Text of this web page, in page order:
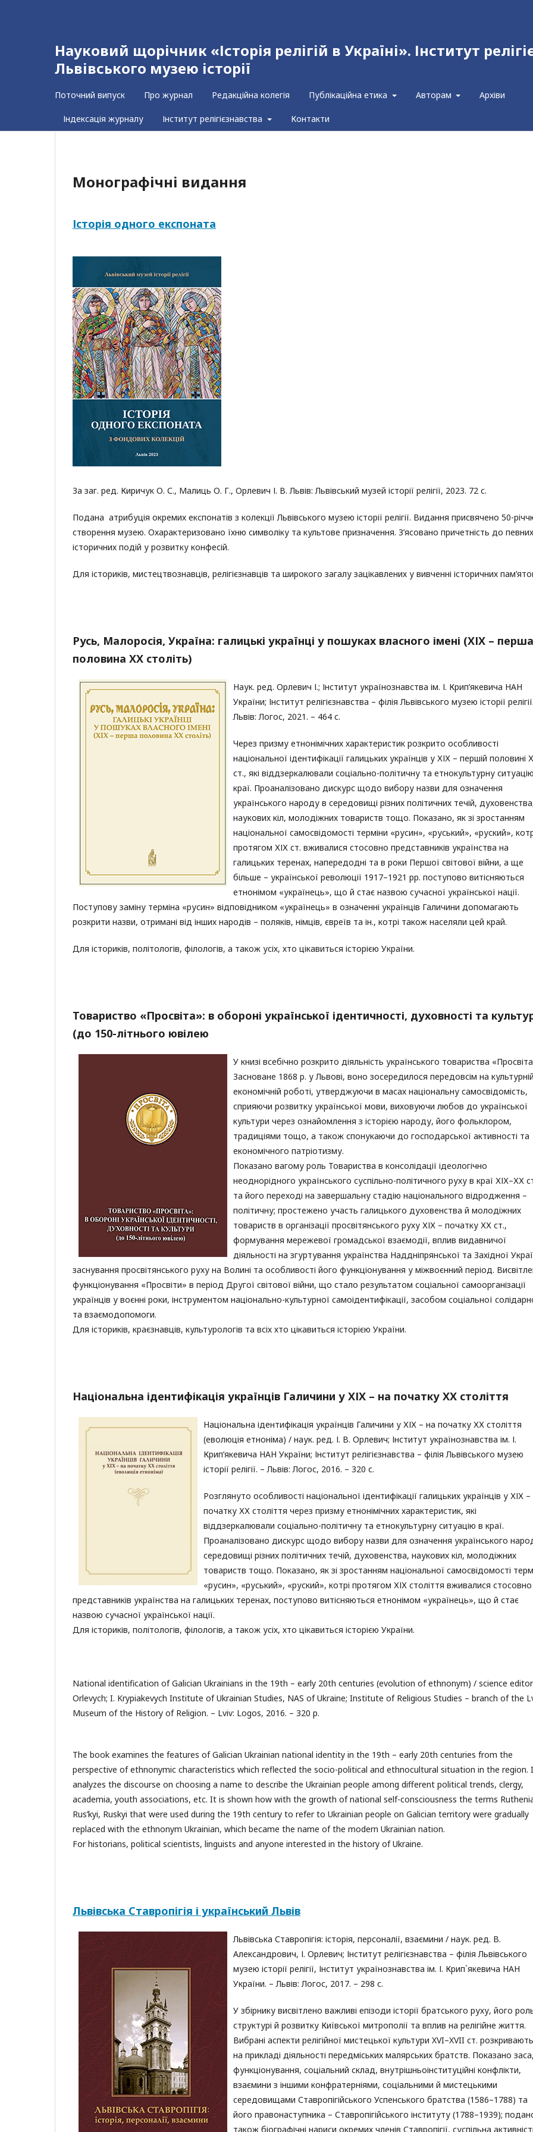
Науковий щорічник «Історія релігій в Україні». Інститут
Львівського музею історії
Поточний випуск Про журнал Редакційна колегія Публікаційна етика Авторам Архіви
Індексація журналу Інститут релігієзнавства Контакти
Монографічні видання
Історія одного експоната
За заг. ред. Киричук О. С., Малиць О. Г., Орлевич І. В. Львів: Львівський музей історії релігії, 2023. 72 с.
Подана атрибуція окремих експонатів з колекції Львівського музею історії релігії. Видання присвячено 50-
створення музею. Охарактеризовано їхню символіку та культове призначення. З’ясовано причетність до певних
історичних подій у розвитку конфесій.
Для істориків, мистецтвознавців, релігієзнавців та широкого загалу зацікавлених у вивченні історичних
Русь, Малоросія, Україна: галицькі українці у пошуках власного імені (ХІХ – перша
половина ХХ століть)
Наук. ред. Орлевич І.; Інститут українознавства ім. І. Крип’якевича НАН
України; Інститут релігієзнавства – філія Львівського музею історії
Львів: Логос, 2021. – 464 с.
Через призму етнонімічних характеристик розкрито особливості
національної ідентифікації галицьких українців у ХІХ – першій половині
ст., які віддзеркалювали соціально-політичну та етно­культурну
краї. Проаналізовано дискурс щодо вибору назви для означення
українського народу в середовищі різних політичних течій,
наукових кіл, молодіжних товариств тощо. Показано, як зі зростанням
національної самосвідомості терміни «русин», «руський», «руский»,
протягом ХІХ ст. вживалися стосовно представників українства на
галицьких теренах, напередодні та в роки Першої світової війни, а ще
більше – української революції 1917–1921 рр. поступово витісняються
етнонімом «українець», що й стає назвою сучасної української нації.
Поступову заміну терміна «русин» відповідником «українець» в означенні українців Галичини допомагають
розкрити назви, отримані від інших народів – поляків, німців, євреїв та ін., котрі також населяли цей край.
Для істориків, політологів, філологів, а також усіх, хто цікавиться історією України.
Товариство «Просвіта»: в обороні української ідентичності, духовності та
(до 150-літ­нього ювілею
У книзі всебічно розкрито діяльність українського товариства
Засноване 1868 р. у Львові, воно зосередилося передовсім на
економічній роботі, утверджуючи в масах національну самосвідомість,
сприяючи розвитку української мови, виховуючи любов до української
культури через ознайомлення з історією народу, його фольклором,
традиціями тощо, а також спонукаючи до господарської активності та
економічного патріотизму.
Показано вагому роль Товариства в консолідації ідеологічно
неоднорідного українського суспільно-політичного руху в краї ХІХ–ХХ
та його переході на завершальну стадію національного відродження –
політичну; простежено участь галицького духовенства й молодіжних
товариств в організації просвітянського руху ХІХ – початку ХХ ст.,
формування мережевої громадської взаємодії, вплив видавничої
діяльності на згуртування українства Наддніпрянської та Західної
заснування просвітянського руху на Волині та особливості його функціонування у міжвоєнний період.
функціонування «Просвіти» в період Другої світової війни, що стало результатом соціальної самоорганізації
українців у воєнні роки, інструментом національно-культурної самоідентифікації, засобом соціальної
та взаємодопомоги.
Для істориків, краєзнавців, культурологів та всіх хто цікавиться історією України.
Національна ідентифікація українців Галичини у ХІХ – на початку ХХ століття
Національна ідентифікація українців Галичини у ХІХ – на початку ХХ століття
(еволюція етноніма) / наук. ред. І. В. Орлевич; Інститут українознавства ім. І.
Крип’якевича НАН України; Інститут релігієзнавства – філія Львівського музею
історії релігії. – Львів: Логос, 2016. – 320 с.
Розглянуто особливості національної ідентифікації галицьких українців у ХІХ –
початку ХХ століття через призму етнонімічних характеристик, які
віддзеркалювали соціально-політичну та етнокультурну ситуацію в краї.
Проаналізовано дискурс щодо вибору назви для означення українського
середовищі різних політичних течій, духовенства, наукових кіл, молодіжних
товариств тощо. Показано, як зі зростанням національної самосвідомості
«русин», «руський», «руский», котрі протягом ХІХ століття вживалися стосовно
представників українства на галицьких теренах, поступово витісняються етнонімом «українець», що й стає
назвою сучасної української нації.
Для істориків, політологів, філологів, а також усіх, хто цікавиться історією України.
National identification of Galician Ukrainians in the 19th – early 20th centuries (evolution of ethnonym) / science
Orlevych; I. Krypiakevych Institute of Ukrainian Studies, NAS of Ukraine; Institute of Religious Studies – branch of the
Museum of the History of Religion. – Lviv: Logos, 2016. – 320 p.
The book examines the features of Galician Ukrainian national identity in the 19th – early 20th centuries from the
perspective of ethnonymic characteristics which reflected the socio-political and ethnocultural situation in the region.
analyzes the discourse on choosing a name to describe the Ukrainian people among different political trends, clergy,
academia, youth associations, etc. It is shown how with the growth of national self-consciousness the terms
Rus’kyi, Ruskyi that were used during the 19th century to refer to Ukrainian people on Galician territory were gradually
replaced with the ethnonym Ukrainian, which became the name of the modern Ukrainian nation.
For historians, political scientists, linguists and anyone interested in the history of Ukraine.
Львівська Ставропігія і український Львів
Львівська Ставропігія: історія, персоналії, взаємини / наук. ред. В.
Александрович, І. Орлевич; Інститут релігієзнавства – філія Львівського
музею історії релігії, Інститут українознавства ім. І. Крип`якевича НАН
України. – Львів: Логос, 2017. – 298 с.
У збірнику висвітлено важливі епізоди історії братського руху, його
структурі й розвитку Київської митрополії та вплив на релігійне життя.
Вибрані аспекти релігійної мистецької культури XVI–XVII ст.
на прикладі діяльності передміських малярських братств. Показано
функціонування, соціальний склад, внутрішньоінституційні конфлікти,
взаємини з іншими конфратерніями, соціальними й мистецькими
середовищами Ставропігійського Успенського братства (1586–1788) та
його правонаступника – Ставропігійського інституту (1788–1939);
також біографічні нариси окремих членів Ставропігії, суспільна